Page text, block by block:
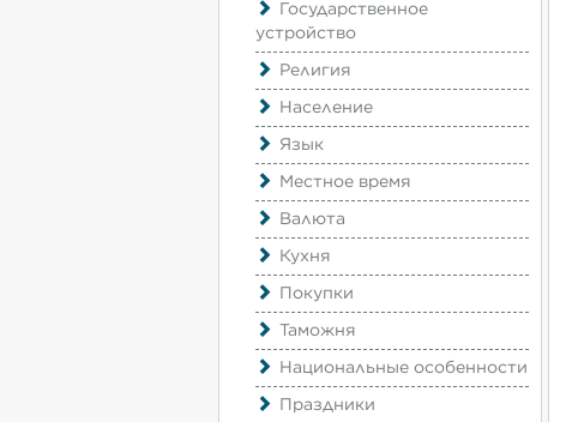
Государственное
устройство
Религия
Население
Язык
Местное время
Валюта
Кухня
Покупки
Таможня
Национальные особенности
Праздники